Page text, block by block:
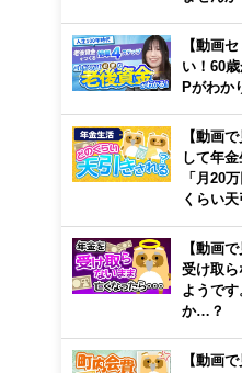
【動画
い！60
Pがわか
【動画
して年
「月20
くらい
【動画
受け取ら
ようで
か…？
【動画